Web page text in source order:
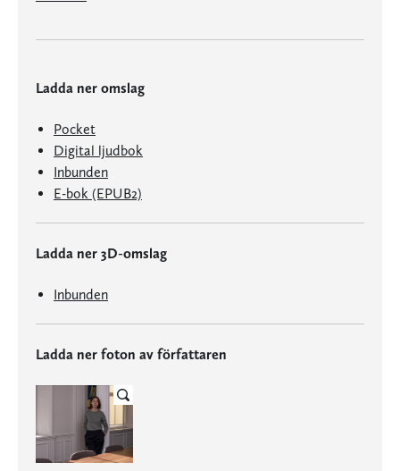
Ladda ner omslag
Pocket
Digital ljudbok
Inbunden
E-bok (EPUB2)
Ladda ner 3D-omslag
Inbunden
Ladda ner foton av författaren